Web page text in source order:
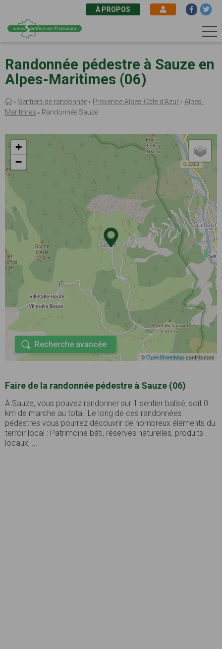
au
contenu
principal
À PROPOS
Randonnée pédestre à Sauze en
Alpes-Maritimes (06)
Fil
d'Ariane
Sentiers de randonnée Provence-Alpes-Côte d'Azur
Alpes-
Maritimes
Randonnée Sauze
+
−
©OpenStreetMapcontributors
Recherche avancée
Faire de la randonnée pédestre à Sauze (06)
À Sauze, vous pouvez randonner sur 1 sentier balisé, soit 0
km de marche au total. Le long de ces randonnées
pédestres vous pourrez découvrir de nombreux éléments du
terroir local : Patrimoine bâti, réserves naturelles, produits
locaux, ...